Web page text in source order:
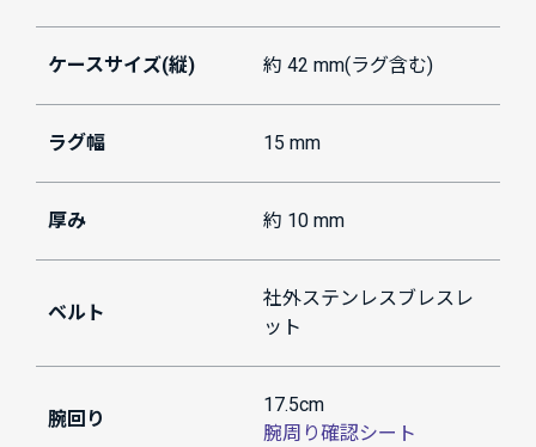
ケースサイズ(縦) 約 42 mm(ラグ含む)
ラグ幅 15 mm
厚み 約 10 mm
ベルト
社外ステンレスブレスレ
ット
腕回り
17.5cm
腕周り確認シート